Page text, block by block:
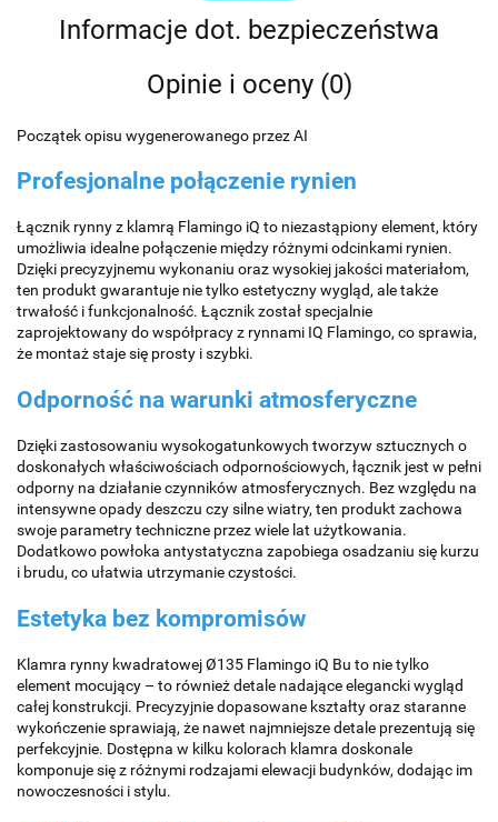
Informacje dot. bezpieczeństwa
Opinie i oceny (0)
Początek opisu wygenerowanego przez AI
Profesjonalne połączenie rynien
Łącznik rynny z klamrą Flamingo iQ to niezastąpiony element, który
umożliwia idealne połączenie między różnymi odcinkami rynien.
Dzięki precyzyjnemu wykonaniu oraz wysokiej jakości materiałom,
ten produkt gwarantuje nie tylko estetyczny wygląd, ale także
trwałość i funkcjonalność. Łącznik został specjalnie
zaprojektowany do współpracy z rynnami IQ Flamingo, co sprawia,
że montaż staje się prosty i szybki.
Odporność na warunki atmosferyczne
Dzięki zastosowaniu wysokogatunkowych tworzyw sztucznych o
doskonałych właściwościach odpornościowych, łącznik jest w pełni
odporny na działanie czynników atmosferycznych. Bez względu na
intensywne opady deszczu czy silne wiatry, ten produkt zachowa
swoje parametry techniczne przez wiele lat użytkowania.
Dodatkowo powłoka antystatyczna zapobiega osadzaniu się kurzu
i brudu, co ułatwia utrzymanie czystości.
Estetyka bez kompromisów
Klamra rynny kwadratowej Ø135 Flamingo iQ Bu to nie tylko
element mocujący – to również detale nadające elegancki wygląd
całej konstrukcji. Precyzyjnie dopasowane kształty oraz staranne
wykończenie sprawiają, że nawet najmniejsze detale prezentują się
perfekcyjnie. Dostępna w kilku kolorach klamra doskonale
komponuje się z różnymi rodzajami elewacji budynków, dodając im
nowoczesności i stylu.